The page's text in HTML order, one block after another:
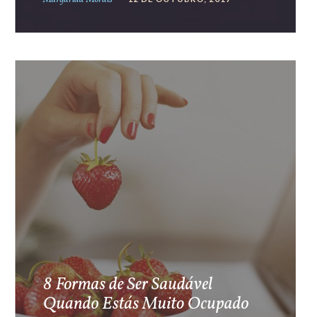
8 Formas de Ser Saudável
Quando Estás Muito Ocupado